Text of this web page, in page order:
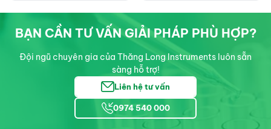
BẠN CẦN TƯ VẤN GIẢI PHÁP PHÙ HỢP?
Đội ngũ chuyên gia của Thăng Long Instruments luôn sẵn
sàng hỗ trợ!
Liên hệ tư vấn
0974 540 000